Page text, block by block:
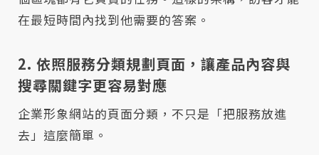
在最短時間內找到他需要的答案。
2. 依照服務分類規劃頁面，讓產品內容與
搜尋關鍵字更容易對應
企業形象網站的頁面分類，不只是「把服務放進
去」這麼簡單。